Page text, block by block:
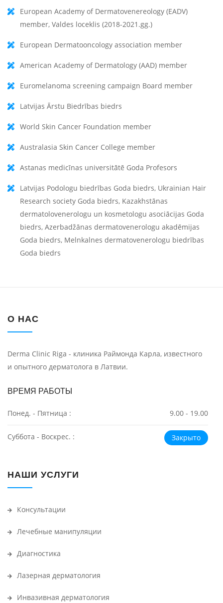
European Academy of Dermatovenereology (EADV)
member, Valdes loceklis (2018-2021.gg.)
European Dermatooncology association member
American Academy of Dermatology (AAD) member
Euromelanoma screening campaign Board member
Latvijas Ārstu Biedrības biedrs
World Skin Cancer Foundation member
Australasia Skin Cancer College member
Astanas medicīnas universitātē Goda Profesors
Latvijas Podologu biedrības Goda biedrs, Ukrainian Hair
Research society Goda biedrs, Kazakhstānas
dermatolovenerologu un kosmetologu asociācijas Goda
biedrs, Azerbadžānas dermatovenerologu akadēmijas
Goda biedrs, Melnkalnes dermatovenerologu biedrības
Goda biedrs
О НАС
Derma Clinic Riga - клиника Раймонда Карла, известного
и опытного дерматолога в Латвии.
ВРЕМЯ РАБОТЫ
Понед. - Пятница : 9.00 - 19.00
Суббота - Воскрес. : Закрыто
НАШИ УСЛУГИ
Консультации
Лечебные манипуляции
Диагностика
Лазерная дерматология
Инвазивная дерматология